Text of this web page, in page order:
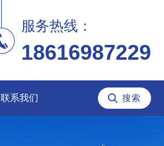
服务热线：
18616987229
联系我们